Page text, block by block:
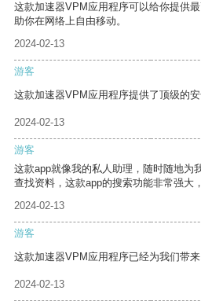
这款加速器VPM应用程序可以给你提供
助你在网络上自由移动。
2024-02-13
游客
这款加速器VPM应用程序提供了顶级的安
2024-02-13
游客
这款app就像我的私人助理，随时随地为
查找资料，这款app的搜索功能非常强大
2024-02-13
游客
这款加速器VPM应用程序已经为我们带
2024-02-13